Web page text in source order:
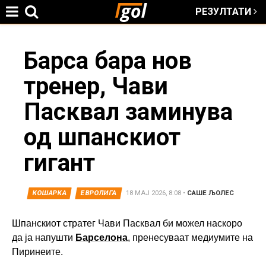
РЕЗУЛТАТИ
Барса бара нов
тренер, Чави
Пасквал заминува
од шпанскиот
гигант
КОШАРКА ЕВРОЛИГА 18 МАЈ 2026, 8:08 • САШЕ ЉОЛЕС
Шпанскиот стратег Чави Пасквал би можел наскоро
да ја напушти Барселона, пренесуваат медиумите на
Пиринеите.